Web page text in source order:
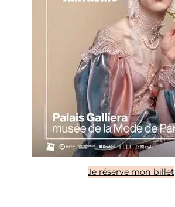
Je réserve mon billet